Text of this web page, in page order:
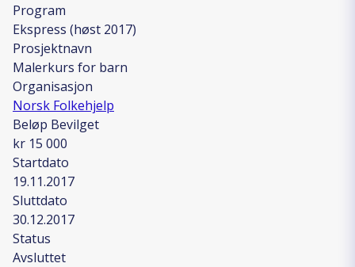
Program
Ekspress (høst 2017)
Prosjektnavn
Malerkurs for barn
Organisasjon
Norsk Folkehjelp
Beløp Bevilget
kr 15 000
Startdato
19.11.2017
Sluttdato
30.12.2017
Status
Avsluttet